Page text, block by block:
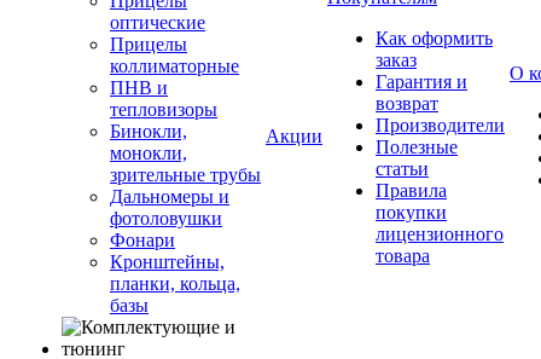
оптические
Прицелы
коллиматорные
ПНВ и
тепловизоры
Бинокли,
монокли,
зрительные трубы
Дальномеры и
фотоловушки
Фонари
Кронштейны,
планки, кольца,
базы
Акции
Как оформить
заказ
Гарантия и
возврат
Производители
Полезные
статьи
Правила
покупки
лицензионного
товара
О